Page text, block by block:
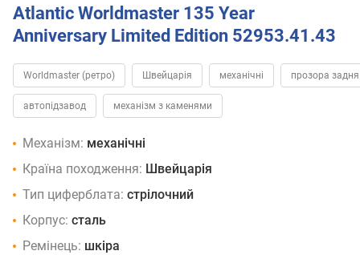
Atlantic Worldmaster 135 Year
Anniversary Limited Edition 52953.41.43
Worldmaster (ретро) Швейцарія механічні прозора
автопідзавод механізм з каменями
Механізм: механічні
Країна походження: Швейцарія
Тип циферблата: стрілочний
Корпус: сталь
Ремінець: шкіра